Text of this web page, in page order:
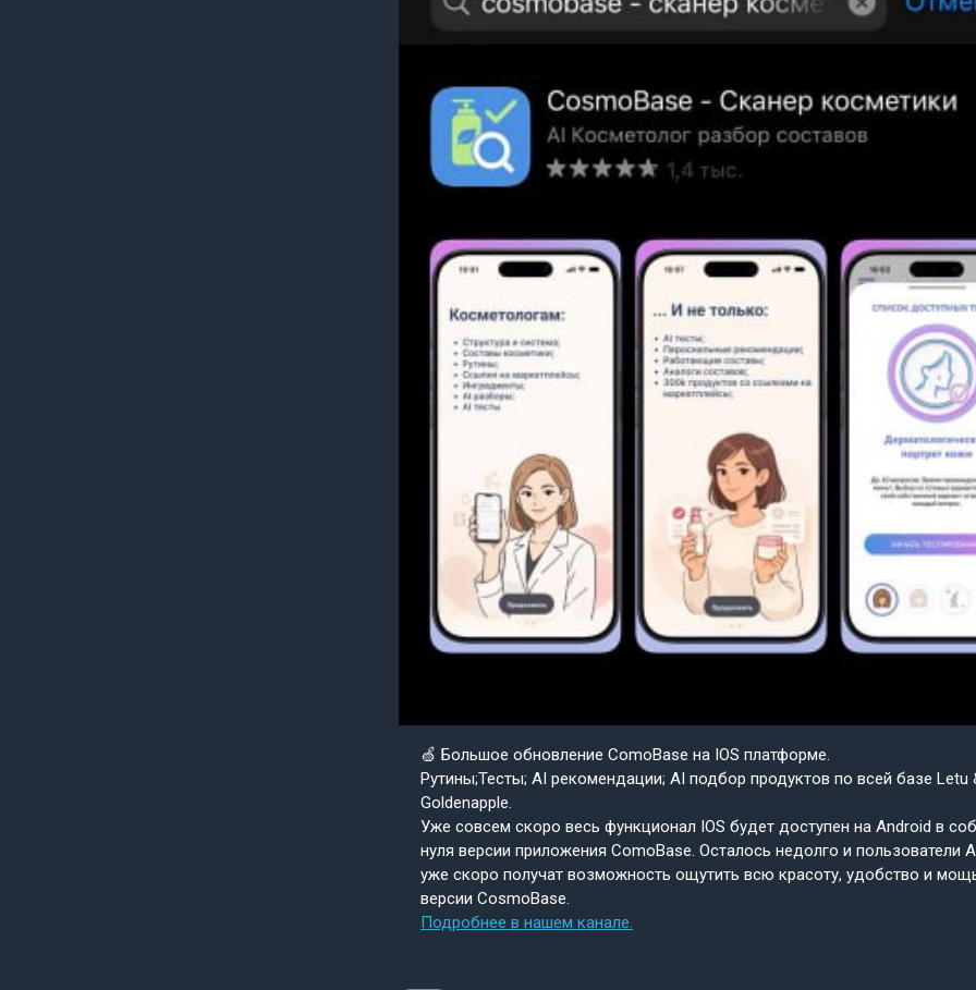
🍏 Большое обновление ComoBase на IOS платформе.
Рутины;Тесты; AI рекомендации; AI подбор продуктов по всей базе Letu
Goldenapple.
Уже совсем скоро весь функционал IOS будет доступен на Android в
нуля версии приложения ComoBase. Осталось недолго и пользователи
уже скоро получат возможность ощутить всю красоту, удобство и
версии CosmoBase.
Подробнее в нашем канале.